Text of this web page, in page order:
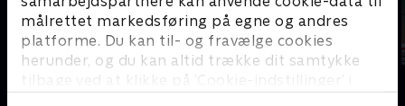
målrettet markedsføring på egne og andres
platforme. Du kan til- og fravælge cookies
herunder, og du kan altid trække dit samtykke
tilbage ved at klikke på ’Cookie-indstillinger’ i